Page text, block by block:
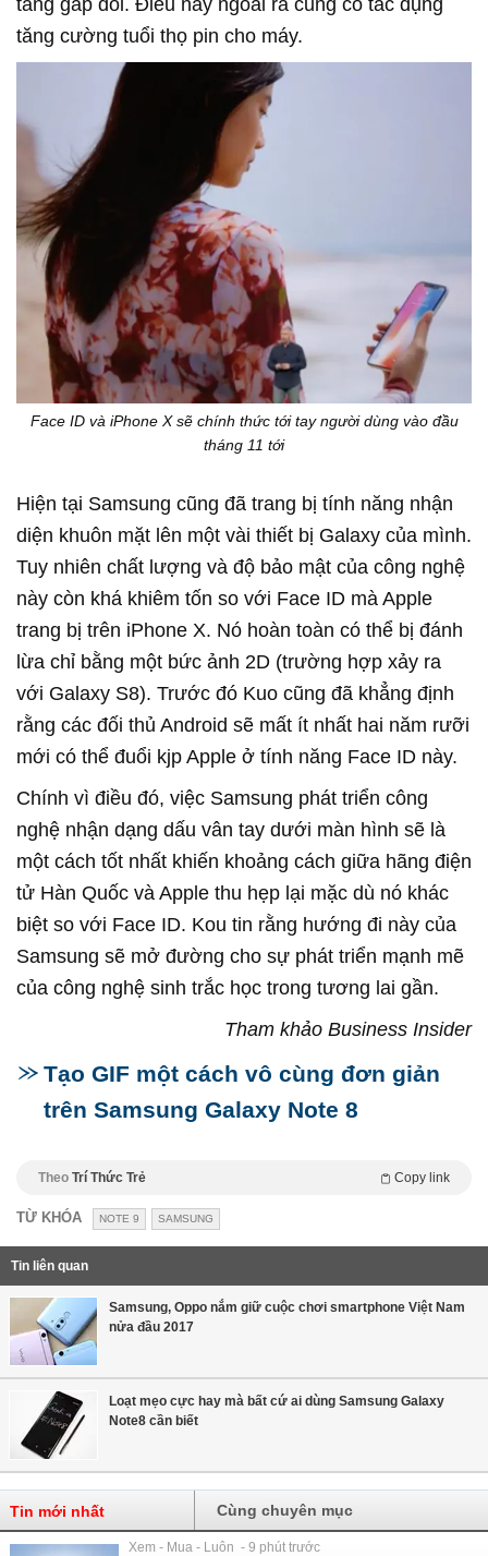
tăng cường tuổi thọ pin cho máy.
Face ID và iPhone X sẽ chính thức tới tay người dùng vào đầu
tháng 11 tới
Hiện tại Samsung cũng đã trang bị tính năng nhận
diện khuôn mặt lên một vài thiết bị Galaxy của mình.
Tuy nhiên chất lượng và độ bảo mật của công nghệ
này còn khá khiêm tốn so với Face ID mà Apple
trang bị trên iPhone X. Nó hoàn toàn có thể bị đánh
lừa chỉ bằng một bức ảnh 2D (trường hợp xảy ra
với Galaxy S8). Trước đó Kuo cũng đã khẳng định
rằng các đối thủ Android sẽ mất ít nhất hai năm rưỡi
mới có thể đuổi kjp Apple ở tính năng Face ID này.
Chính vì điều đó, việc Samsung phát triển công
nghệ nhận dạng dấu vân tay dưới màn hình sẽ là
một cách tốt nhất khiến khoảng cách giữa hãng điện
tử Hàn Quốc và Apple thu hẹp lại mặc dù nó khác
biệt so với Face ID. Kou tin rằng hướng đi này của
Samsung sẽ mở đường cho sự phát triển mạnh mẽ
của công nghệ sinh trắc học trong tương lai gần.
Tham khảo Business Insider
Tạo GIF một cách vô cùng đơn giản
trên Samsung Galaxy Note 8
Theo Trí Thức Trẻ Copy link
TỪ KHÓA NOTE 9 SAMSUNG
Tin liên quan
​Samsung, Oppo nắm giữ cuộc chơi smartphone Việt Nam
nửa đầu 2017
Loạt mẹo cực hay mà bất cứ ai dùng Samsung Galaxy
Note8 cần biết
Tin mới nhất Cùng chuyên mục
Xem - Mua - Luôn - 9 phút trước